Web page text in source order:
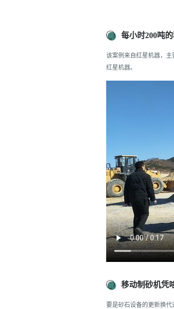
每小时200吨
该案例来自红星机器，
红星机器。
移动制砂机凭
要是砂石设备的更新换代